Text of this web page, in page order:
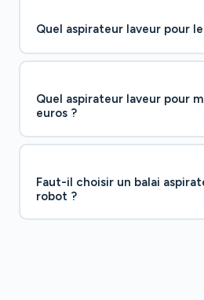
Quel aspirateur laveur pour
Quel aspirateur laveur pour
euros ?
Faut-il choisir un balai
robot ?